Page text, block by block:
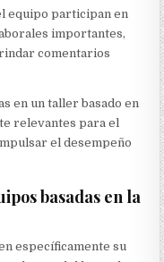
equipo participan en
importantes,
comentarios
en un taller basado en
relevantes para el
el desempeño
basadas en la
específicamente su